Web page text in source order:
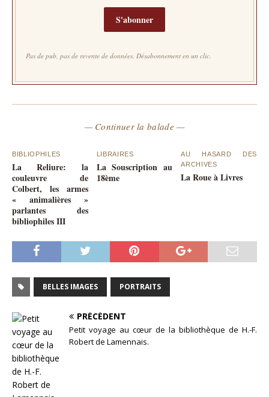
S'abonner
Pas de pub, pas de revente de données. Désabonnement en un clic.
— Continuer la balade —
BIBLIOPHILES
La Reliure: la
couleuvre de
Colbert, les armes
« animalières »
parlantes des
bibliophiles III
LIBRAIRES
La Souscription au
18ème
AU HASARD DES
ARCHIVES
La Roue à Livres
BELLES IMAGES PORTRAITS
PRÉCÉDENT
Petit voyage au cœur de la bibliothèque de H.-F.
Robert de Lamennais.